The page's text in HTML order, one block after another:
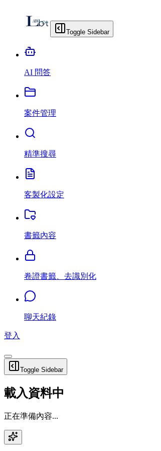
Toggle Sidebar
AI 問答
案件管理
精準搜尋
客製化設定
書籤內容
卷證書籤、去識別化
聊天紀錄
登入
Toggle Sidebar
載入資料中
正在準備內容...